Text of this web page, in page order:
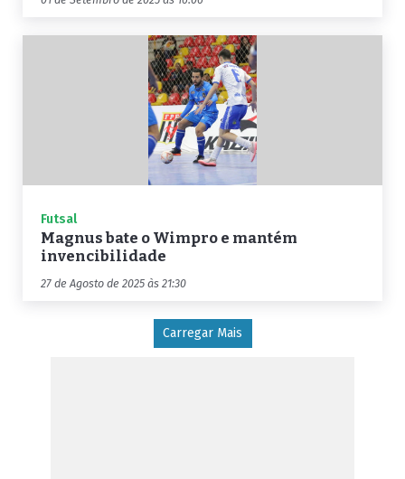
Futsal
Magnus bate o Wimpro e mantém
invencibilidade
27 de Agosto de 2025 às 21:30
Carregar Mais